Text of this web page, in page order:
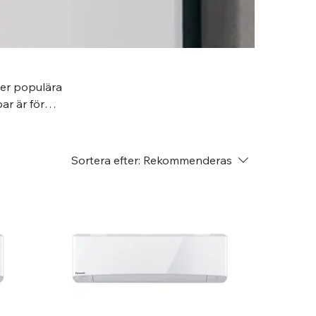
populära
är för
och
Sortera efter: Rekommenderas